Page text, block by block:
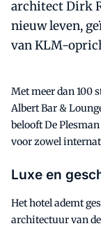
architect Dirk
nieuw leven,
van KLM-
Met meer dan 100
Albert Bar &
belooft De
voor zowel
Luxe en
Het hotel ademt
architectuur van